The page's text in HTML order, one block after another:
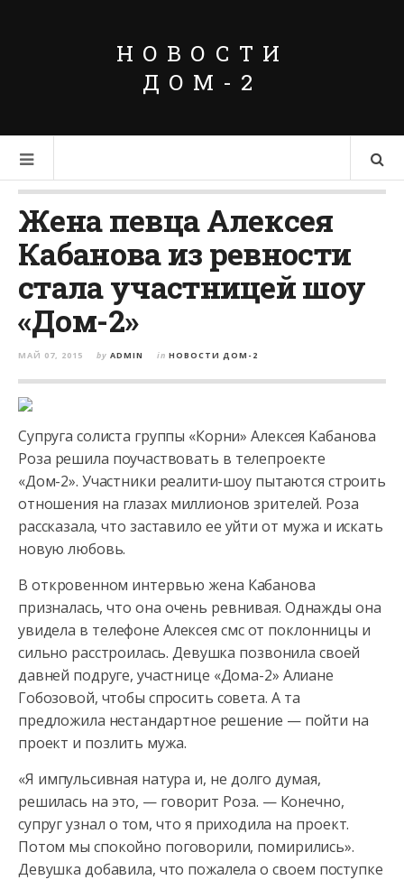
НОВОСТИ
ДОМ-2
Жена певца Алексея
Кабанова из ревности
стала участницей шоу
«Дом-2»
МАЙ 07, 2015 by ADMIN in НОВОСТИ ДОМ-2
Супруга солиста группы «Корни» Алексея Кабанова
Роза решила поучаствовать в телепроекте
«Дом-2». Участники реалити-шоу пытаются строить
отношения на глазах миллионов зрителей. Роза
рассказала, что заставило ее уйти от мужа и искать
новую любовь.
В откровенном интервью жена Кабанова
призналась, что она очень ревнивая. Однажды она
увидела в телефоне Алексея смс от поклонницы и
сильно расстроилась. Девушка позвонила своей
давней подруге, участнице «Дома-2» Алиане
Гобозовой, чтобы спросить совета. А та
предложила нестандартное решение — пойти на
проект и позлить мужа.
«Я импульсивная натура и, не долго думая,
решилась на это, — говорит Роза. — Конечно,
супруг узнал о том, что я приходила на проект.
Потом мы спокойно поговорили, помирились».
Девушка добавила, что пожалела о своем поступке